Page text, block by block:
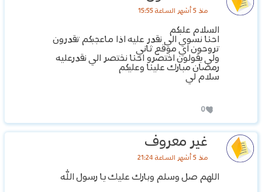
منذ 5 أشهر الساعة 15:55
السلام علبكم
احنا نسوي الي نقدر عليه اذا ماعجبكم تقدرون
تروحون اي موقع ثاني
ولي يقولون اختصرو احنا نختصر الي نقدرعليه
رمضان مبارك علينا وعليكم
سلام لي
0
غير معروف
منذ 5 أشهر الساعة 21:24
اللهم صل وسلم وبارك عليك يا رسول الله